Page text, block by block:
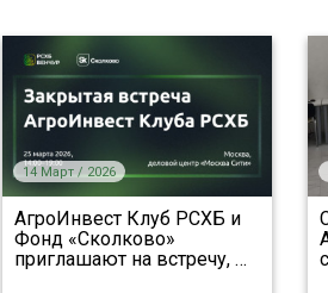
14 Март / 2026
АгроИнвест Клуб РСХБ и
Фонд «Сколково»
приглашают на встречу, …